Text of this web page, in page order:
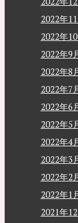
2022年
2022年
2022年9
2022年8
2022年7
2022年6
2022年5
2022年4
2022年3
2022年2
2022年1
2021年